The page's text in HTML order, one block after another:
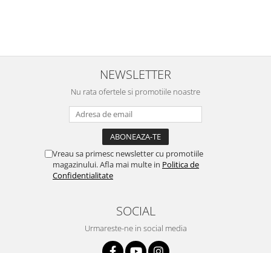
NEWSLETTER
Nu rata ofertele si promotiile noastre
Vreau sa primesc newsletter cu promotiile
magazinului. Afla mai multe in Politica de
Confidentialitate
SOCIAL
Urmareste-ne in social media